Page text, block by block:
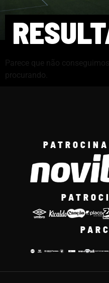
Parece que não
procurando.